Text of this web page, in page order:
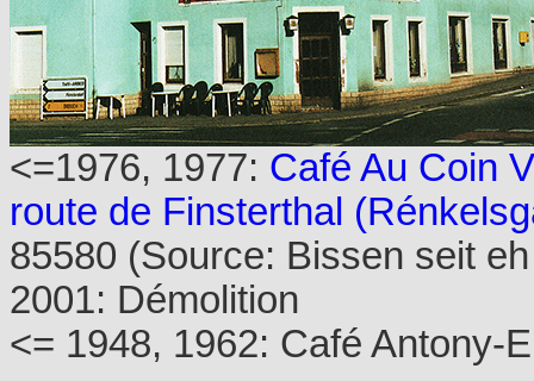
<=1976, 1977: Café Au Coin
route de Finsterthal
85580 (Source: Bissen seit
2001: Démolition
<= 1948, 1962: Café Antony-